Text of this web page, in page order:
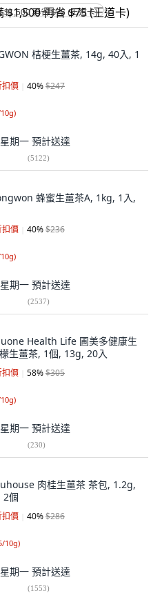
$1,500 再省 $75 (王道卡)
桔梗生薑茶, 14g, 40入, 1
扣價 40%$247
)
期一 預計送達
(5122)
蜂蜜生薑茶A, 1kg, 1入,
扣價 40%$236
)
期一 預計送達
(2537)
Health Life 圃美多健康生
生薑茶, 1個, 13g, 20入
扣價 58%$305
)
期一 預計送達
(230)
肉桂生薑茶 茶包, 1.2g,
2個
扣價 40%$286
10g)
期一 預計送達
(1553)